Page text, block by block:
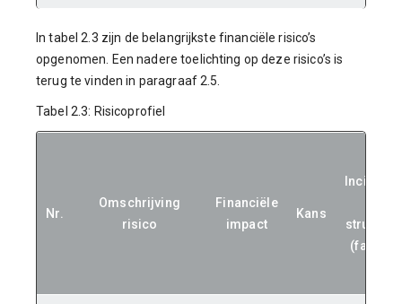
In tabel 2.3 zijn de belangrijkste financiële risico’s
opgenomen. Een nadere toelichting op deze risico’s is
terug te vinden in paragraaf 2.5.
Tabel 2.3: Risicoprofiel
Nr.
Omschrijving
risico
Financiële
impact
Kans
(factor